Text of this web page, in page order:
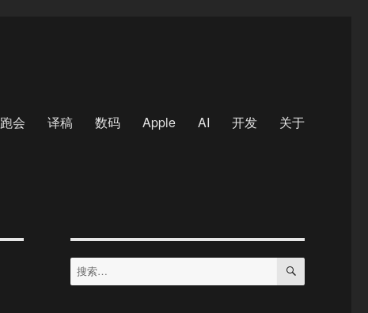
跑会 译稿 数码 Apple AI 开发 关于
搜
索：
搜